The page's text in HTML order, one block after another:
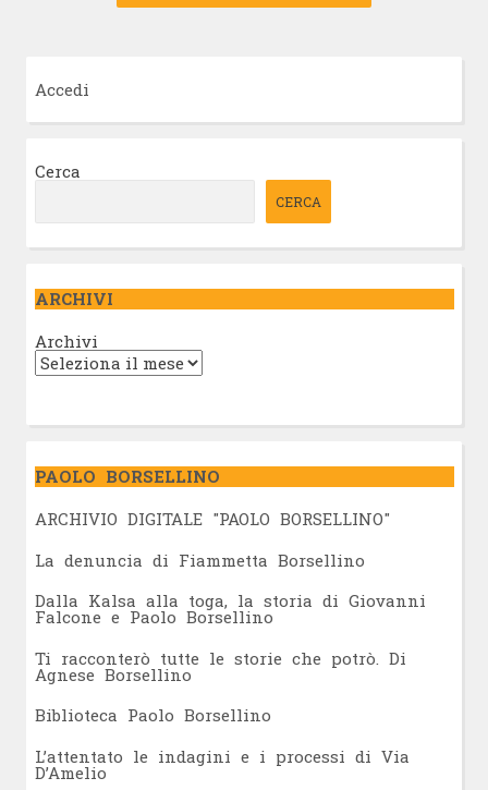
Accedi
Cerca
CERCA
ARCHIVI
Archivi
PAOLO BORSELLINO
ARCHIVIO DIGITALE "PAOLO BORSELLINO"
La denuncia di Fiammetta Borsellino
Dalla Kalsa alla toga, la storia di Giovanni
Falcone e Paolo Borsellino
Ti racconterò tutte le storie che potrò. Di
Agnese Borsellino
Biblioteca Paolo Borsellino
L’attentato le indagini e i processi di Via
D’Amelio